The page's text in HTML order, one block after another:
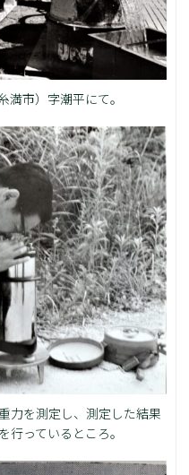
市）字潮平にて。
力を測定し、測定した結果
っているところ。